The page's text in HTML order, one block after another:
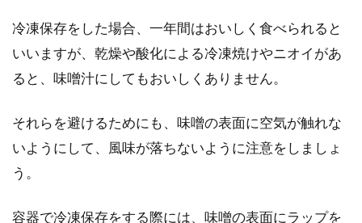
簡単で美味しい米粉を使った料理の
ご家庭に小麦粉を常備しているご家庭は、多い
かと思います。しかし、最近よく目にする米粉
冷凍保存をした場合、一年間はおいしく食べられると
いいますが、乾燥や酸化による冷凍焼けやニオイがあ
ると、味噌汁にしてもおいしくありません。
それらを避けるためにも、味噌の表面に空気が触れな
いようにして、風味が落ちないように注意をしましょ
う。
容器で冷凍保存をする際には、味噌の表面にラップを